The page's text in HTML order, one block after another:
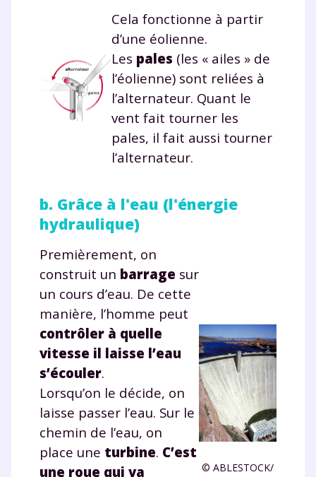
Cela fonctionne à partir
d’une éolienne.
Les pales (les « ailes » de
l’éolienne) sont reliées à
l’alternateur. Quant le
vent fait tourner les
pales, il fait aussi tourner
l’alternateur.
b. Grâce à l'eau (l'énergie
hydraulique)
Premièrement, on
construit un barrage sur
un cours d’eau. De cette
manière, l’homme peut
contrôler à quelle
vitesse il laisse l’eau
s’écouler.
Lorsqu’on le décide, on
laisse passer l’eau. Sur le
chemin de l’eau, on
place une turbine. C’est
une roue qui va
© ABLESTOCK/